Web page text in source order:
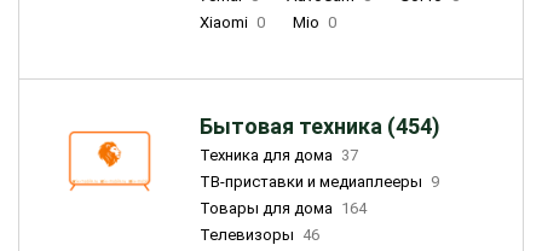
Xiaomi 0 Mio 0
Бытовая техника (454)
Техника для дома 37
ТВ-приставки и медиаплееры 9
Товары для дома 164
Телевизоры 46